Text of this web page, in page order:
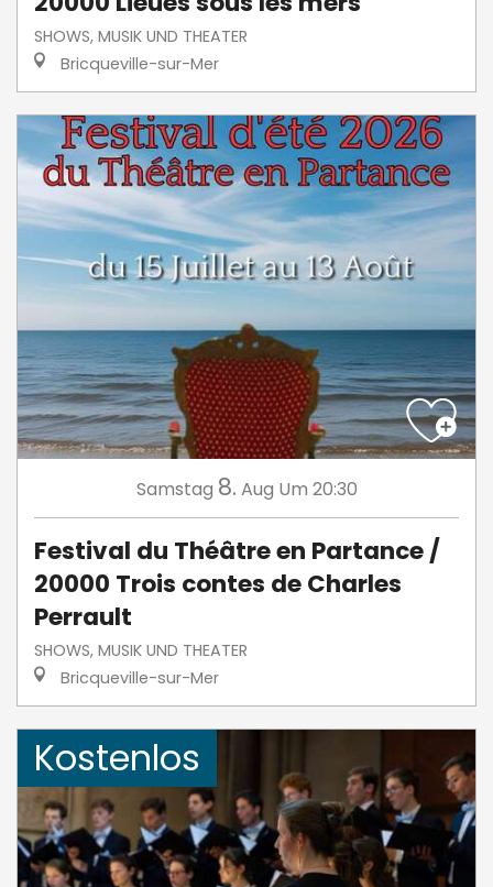
SHOWS, MUSIK UND THEATER
Bricqueville-sur-Mer
Samstag 8. Aug Um 20:30
Festival du Théâtre en Partance /
20000 Trois contes de Charles
Perrault
SHOWS, MUSIK UND THEATER
Bricqueville-sur-Mer
Kostenlos